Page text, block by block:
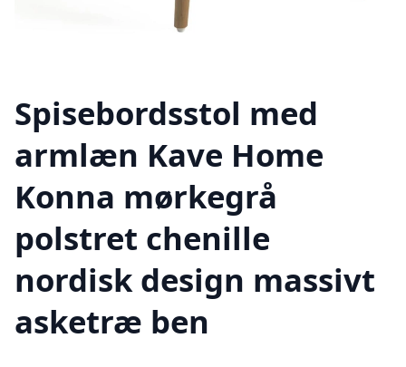
Spisebordsstol med
armlæn Kave Home
Konna mørkegrå
polstret chenille
nordisk design massivt
asketræ ben